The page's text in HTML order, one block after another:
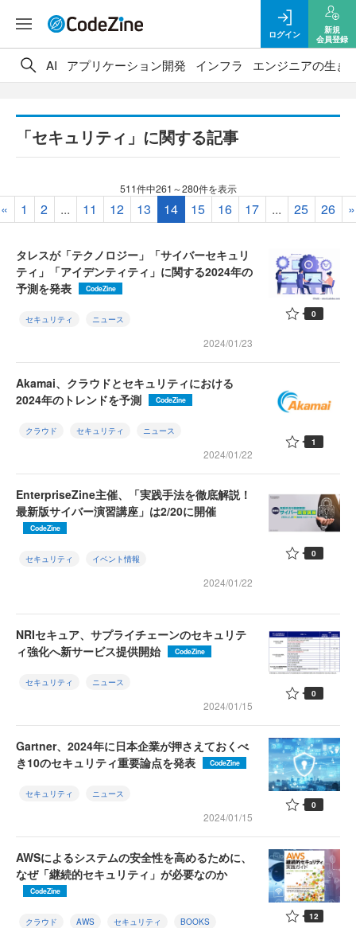
ログイン
新規
会員登録
AI アプリケーション開発 インフラ エンジニアの生き
「セキュリティ」に関する記事
511件中261～280件を表示
« 1 2 ... 11 12 13 14 15 16 17 ... 25 26 »
タレスが「テクノロジー」「サイバーセキュリ
ティ」「アイデンティティ」に関する2024年の
予測を発表
CodeZine
セキュリティ ニュース
2024/01/23
0
Akamai、クラウドとセキュリティにおける
2024年のトレンドを予測
CodeZine
クラウド セキュリティ ニュース
2024/01/22
1
EnterpriseZine主催、「実践手法を徹底解説！
最新版サイバー演習講座」は2/20に開催
CodeZine
セキュリティ イベント情報
2024/01/22
0
NRIセキュア、サプライチェーンのセキュリテ
ィ強化へ新サービス提供開始
CodeZine
セキュリティ ニュース
2024/01/15
0
Gartner、2024年に日本企業が押さえておくべ
き10のセキュリティ重要論点を発表
CodeZine
セキュリティ ニュース
2024/01/15
0
AWSによるシステムの安全性を高めるために、
なぜ「継続的セキュリティ」が必要なのか
CodeZine
クラウド AWS セキュリティ BOOKS 12